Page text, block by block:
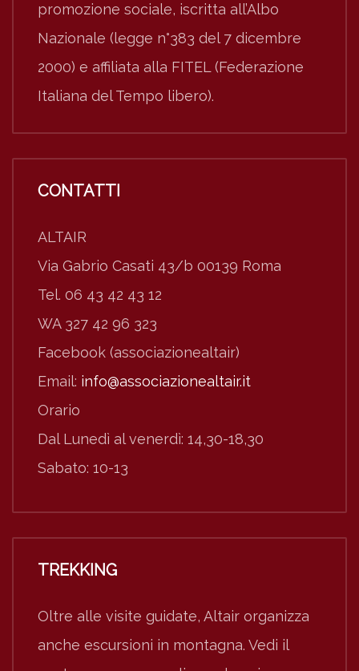
promozione sociale, iscritta all’Albo
Nazionale (legge n°383 del 7 dicembre
2000) e affiliata alla FITEL (Federazione
Italiana del Tempo libero).
CONTATTI
ALTAIR
Via Gabrio Casati 43/b 00139 Roma
Tel. 06 43 42 43 12
WA 327 42 96 323
Facebook (associazionealtair)
Email: info@associazionealtair.it
Orario
Dal Lunedì al venerdì: 14,30-18,30
Sabato: 10-13
TREKKING
Oltre alle visite guidate, Altair organizza
anche escursioni in montagna. Vedi il